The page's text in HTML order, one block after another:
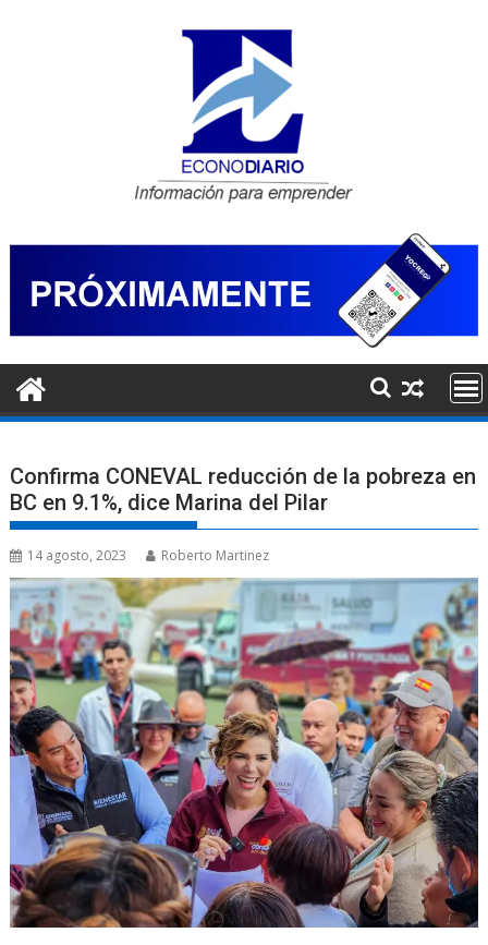
Confirma CONEVAL reducción de la pobreza en
BC en 9.1%, dice Marina del Pilar
14 agosto, 2023 Roberto Martinez